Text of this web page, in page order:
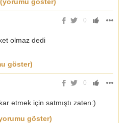
0
olmaz dedi
göster)
0
etmek için satmıştı zaten:)
göster)